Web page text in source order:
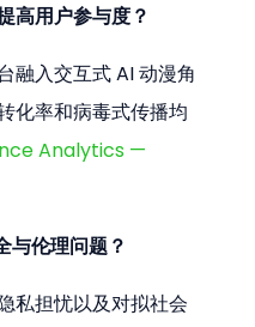
高用户参与度？
融入交互式 AI 动漫角
化率和病毒式传播均
Analytics —
与伦理问题？
私担忧以及对拟社会